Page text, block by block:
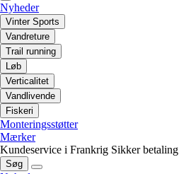
Nyheder
Vinter Sports
Vandreture
Trail running
Løb
Verticalitet
Vandlivende
Fiskeri
Monteringsstøtter
Mærker
Kundeservice i Frankrig Sikker betaling
Søg